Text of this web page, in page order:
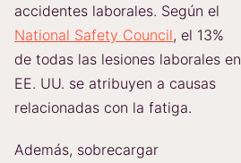
accidentes laborales. Según el
National Safety Council, el 13%
de todas las lesiones laborales en
EE. UU. se atribuyen a causas
relacionadas con la fatiga.
Además, sobrecargar